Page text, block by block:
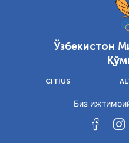
Ўзбекистон
CITIUS
Биз